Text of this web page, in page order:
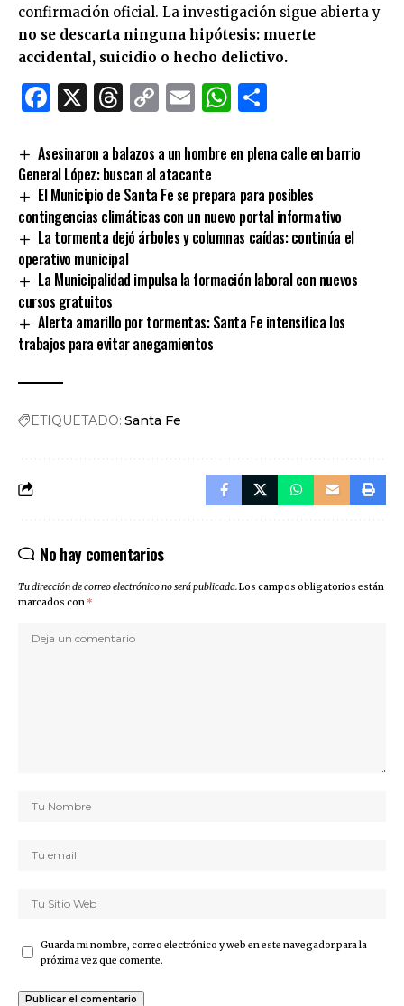
confirmación oficial. La investigación sigue abierta y
no se descarta ninguna hipótesis: muerte
accidental, suicidio o hecho delictivo.
Facebook
X Threads
CopyEmailWhatsApp
Asesinaron a balazos a un hombre en plena calle en barrio
General López: buscan al atacante
El Municipio de Santa Fe se prepara para posibles
contingencias climáticas con un nuevo portal informativo
La tormenta dejó árboles y columnas caídas: continúa el
operativo municipal
La Municipalidad impulsa la formación laboral con nuevos
cursos gratuitos
Alerta amarillo por tormentas: Santa Fe intensifica los
trabajos para evitar anegamientos
ETIQUETADO: Santa Fe
No hay comentarios
Tu dirección de correo electrónico no será publicada.Los campos obligatorios están
marcados con *
Guarda mi nombre, correo electrónico y web en este navegador para la
próxima vez que comente.